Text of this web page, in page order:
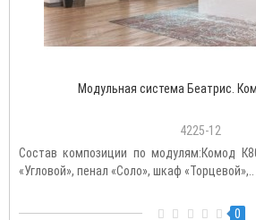
Модульная система Беатрис.
4225-12
Состав композиции по модулям:Комод
«Угловой», пенал «Соло», шкаф «Торцевой»,..
0